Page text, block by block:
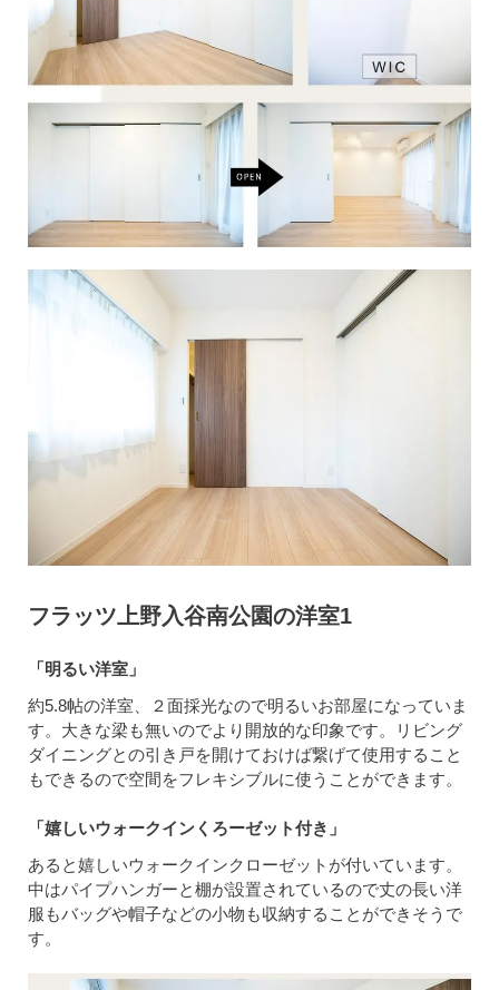
フラッツ上野入谷南公園の洋室1
「明るい洋室」
約5.8帖の洋室、２面採光なので明るいお部屋になっていま
す。大きな梁も無いのでより開放的な印象です。リビング
ダイニングとの引き戸を開けておけば繋げて使用すること
もできるので空間をフレキシブルに使うことができます。
「嬉しいウォークインくろーゼット付き」
あると嬉しいウォークインクローゼットが付いています。
中はパイプハンガーと棚が設置されているので丈の長い洋
服もバッグや帽子などの小物も収納することができそうで
す。